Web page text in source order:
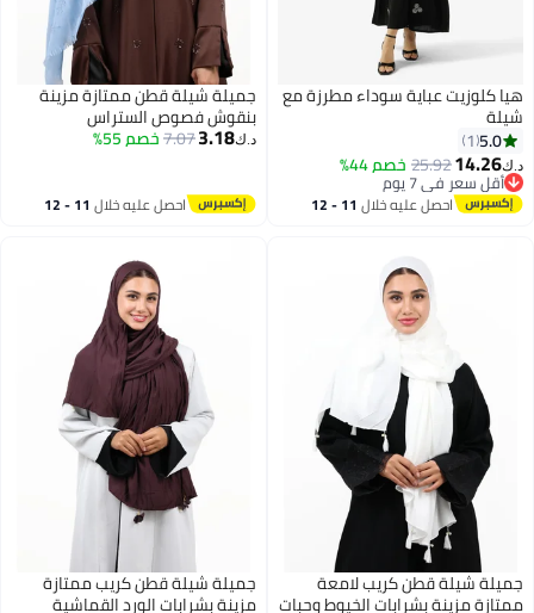
هيا كلوزيت عباية سوداء مطرزة مع
شيلة
5.0
1
د.ك‏14.26
25.92خصم 44%
أقل سعر في 7 يوم
أقل سعر في 7 يوماحصل عليه خلال 11 - 12
جميلة شيلة قطن ممتازة مزينة
بنقوش فصوص الستراس
الكريستالية (أزرق سماوي / دينم
د.ك‏3.18
7.07خصم 55%
احصل عليه خلال 11 - 12
جميلة شيلة قطن كريب لامعة
ممتازة مزينة بشرابات الخيوط وحبات
جميلة شيلة قطن كريب ممتازة
مزينة بشرابات الورد القماشية